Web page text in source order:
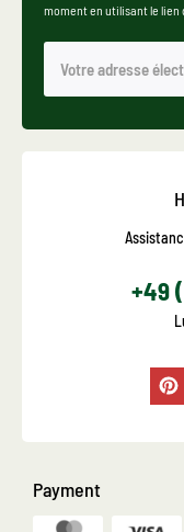
moment en utilisant le lien
+49
Payment